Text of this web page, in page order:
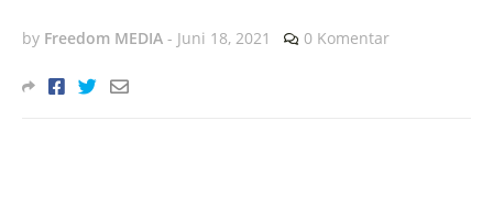
by Freedom MEDIA - Juni 18, 2021 0 Komentar